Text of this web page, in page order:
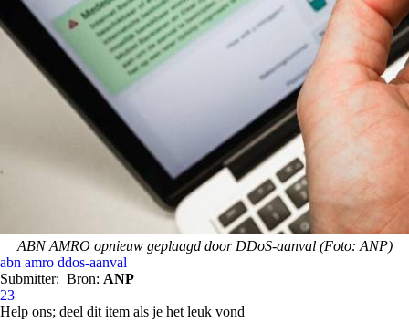
ABN AMRO opnieuw geplaagd door DDoS-aanval (Foto: ANP)
abn amro ddos-aanval
Submitter: Bron: ANP
23
Help ons; deel dit item als je het leuk vond